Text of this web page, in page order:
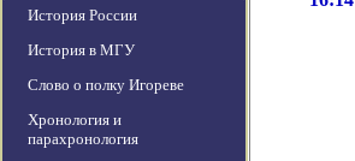
История России
История в МГУ
Слово о полку Игореве
Хронология и
парахронология